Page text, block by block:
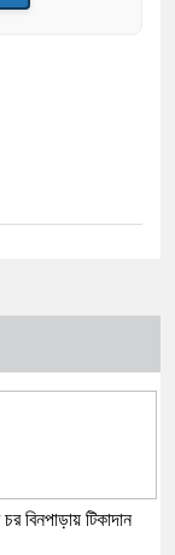
বিনপাড়ায় টিকাদান